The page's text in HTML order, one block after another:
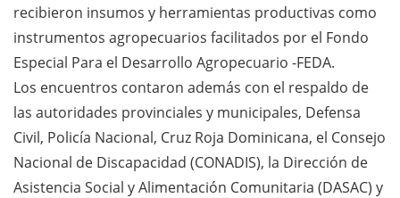
recibieron insumos y herramientas productivas como
instrumentos agropecuarios facilitados por el Fondo
Especial Para el Desarrollo Agropecuario -FEDA.
Los encuentros contaron además con el respaldo de
las autoridades provinciales y municipales, Defensa
Civil, Policía Nacional, Cruz Roja Dominicana, el Consejo
Nacional de Discapacidad (CONADIS), la Dirección de
Asistencia Social y Alimentación Comunitaria (DASAC) y